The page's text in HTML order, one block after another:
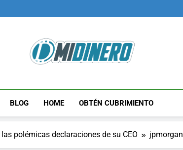
Midinero.co
BLOG HOME OBTÉN CUBRIMIENTO
polémicas declaraciones de su CEO jpmorgan